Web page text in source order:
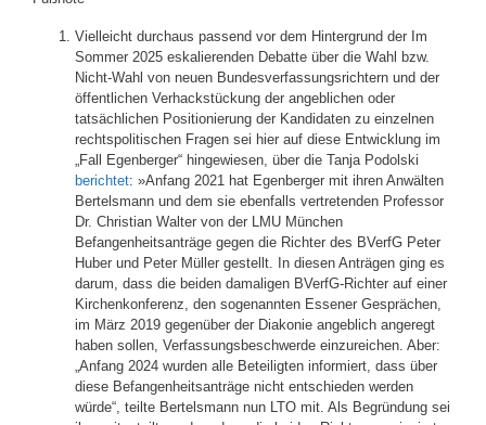
Vielleicht durchaus passend vor dem Hintergrund der Im
Sommer 2025 eskalierenden Debatte über die Wahl bzw.
Nicht-Wahl von neuen Bundesverfassungsrichtern und der
öffentlichen Verhackstückung der angeblichen oder
tatsächlichen Positionierung der Kandidaten zu einzelnen
rechtspolitischen Fragen sei hier auf diese Entwicklung im
„Fall Egenberger“ hingewiesen, über die Tanja Podolski
berichtet: »Anfang 2021 hat Egenberger mit ihren Anwälten
Bertelsmann und dem sie ebenfalls vertretenden Professor
Dr. Christian Walter von der LMU München
Befangenheitsanträge gegen die Richter des BVerfG Peter
Huber und Peter Müller gestellt. In diesen Anträgen ging es
darum, dass die beiden damaligen BVerfG-Richter auf einer
Kirchenkonferenz, den sogenannten Essener Gesprächen,
im März 2019 gegenüber der Diakonie angeblich angeregt
haben sollen, Verfassungsbeschwerde einzureichen. Aber:
„Anfang 2024 wurden alle Beteiligten informiert, dass über
diese Befangenheitsanträge nicht entschieden werden
würde“, teilte Bertelsmann nun LTO mit. Als Begründung sei